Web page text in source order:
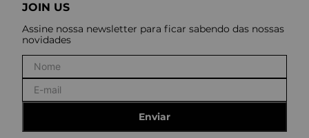
JOIN US
Assine nossa newsletter para ficar sabendo das nossas
novidades
Enviar